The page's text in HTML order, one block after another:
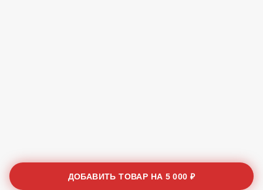
ДОБАВИТЬ ТОВАР НА 5 000 ₽